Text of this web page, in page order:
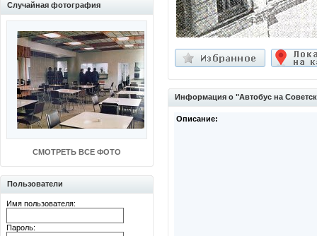
Случайная фотография
СМОТРЕТЬ ВСЕ ФОТО
Пользователи
Имя пользователя:
Пароль:
Информация о "Автобус на
Описание: